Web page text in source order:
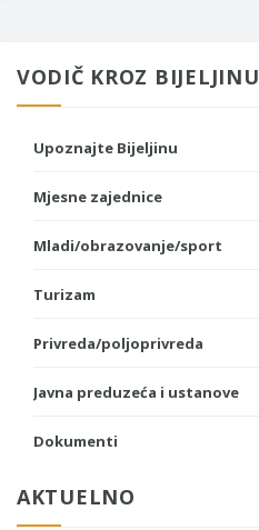
VODIČ KROZ BIJELJINU
Upoznajte Bijeljinu
Mjesne zajednice
Mladi/obrazovanje/sport
Turizam
Privreda/poljoprivreda
Javna preduzeća i ustanove
Dokumenti
AKTUELNO